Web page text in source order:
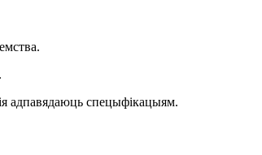
адпавядаюць спецыфікацыям.